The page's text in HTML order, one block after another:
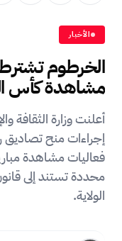
الأخبار
الخرطوم
مشاهدة كأس
أعلنت وزارة الثقافة
إجراءات منح تصاديق
محددة تستند إلى
الولاية.